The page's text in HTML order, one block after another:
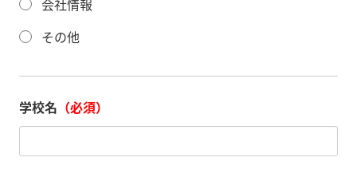
会社情報
その他
学校名 （必須）